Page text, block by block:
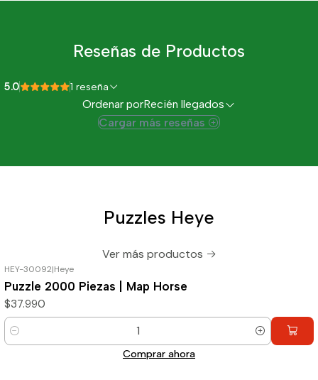
Reseñas de Productos
5.0 1 reseña
Ordenar porRecién llegados
Cargar más reseñas
Puzzles Heye
Ver más productos
HEY-30092|Heye
Puzzle 2000 Piezas | Map Horse
$37.990
Cantidad
Comprar ahora